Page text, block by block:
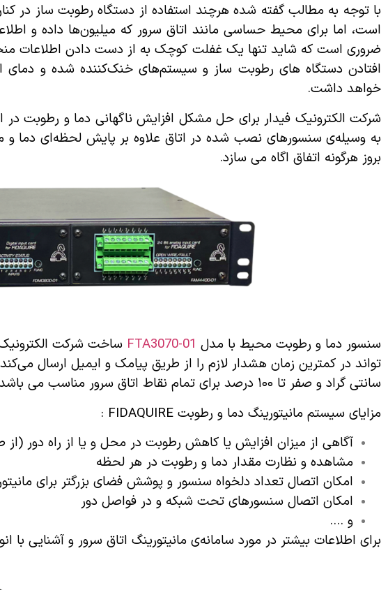
با توجه به مطالب گفته شده هرچند استفاده از دستگاه رطوبت ساز در
است، اما برای محیط حساسی مانند اتاق سرور که میلیون‌ها داده و
ضروری است که شاید تنها یک غفلت کوچک به از دست دادن اطلاعات
افتادن دستگاه های رطوبت ساز و سیستم‌های خنک‌کننده شده و دمای
خواهد داشت.
شرکت الکترونیک فیدار برای حل مشکل افزایش ناگهانی دما و رطوبت در
به وسیله‌ی سنسورهای نصب شده در اتاق علاوه بر پایش لحظه‌ای دما و
بروز هرگونه اتفاق اگاه می سازد.
سنسور دما و رطوبت محیط با مدل FTA3070-01
سانتی گراد و صفر تا ۱۰۰ درصد برای تمام نقاط اتاق سرور مناسب می باشد.
مزایای سیستم مانیتورینگ دما و رطوبت FIDAQUIRE :
آگاهی از میزان افزایش یا کاهش رطوبت در محل و یا از راه دور
مشاهده و نظارت مقدار دما و رطوبت در هر لحظه
امکان اتصال تعداد دلخواه سنسور و پوشش فضای بزرگتر برای
امکان اتصال سنسورهای تحت شبکه و در فواصل دور
و ….
برای اطلاعات بیشتر در مورد سامانه‌ی مانیتورینگ اتاق سرور و آشنایی با